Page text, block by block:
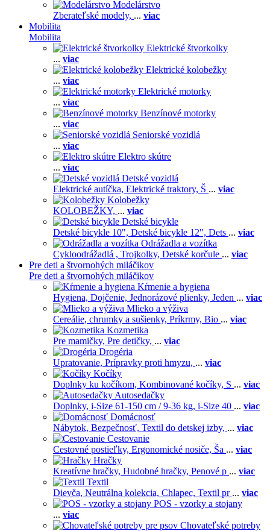
Modelárstvo
Zberateľské modely, ... viac
Mobilita
Mobilita
Elektrické štvorkolky
... viac
Elektrické kolobežky
... viac
Elektrické motorky
... viac
Benzínové motorky
... viac
Seniorské vozidlá
... viac
Elektro skútre
... viac
Detské vozidlá
Elektrické autíčka, Elektrické traktory, Š ... viac
Kolobežky
KOLOBEŽKY, ... viac
Detské bicykle
Detské bicykle 10", Detské bicykle 12", Dets ... viac
Odrážadla a vozítka
Cykloodrážadlá , Trojkolky, Detské korčule ... viac
Pre deti a štvornohých miláčikov
Pre deti a štvornohých miláčikov
Kŕmenie a hygiena
Hygiena, Dojčenie, Jednorázové plienky, Jeden ... viac
Mlieko a výživa
Cereálie, chrumky a sušienky, Príkrmy, Bio ... viac
Kozmetika
Pre mamičky, Pre detičky, ... viac
Drogéria
Upratovanie, Prípravky proti hmyzu, ... viac
Kočíky
Doplnky ku kočíkom, Kombinované kočíky, S ... viac
Autosedačky
Doplnky, i-Size 61-150 cm / 9-36 kg, i-Size 40 ... viac
Domácnosť
Nábytok, Bezpečnosť, Textil do detskej izby, ... viac
Cestovanie
Cestovné postieľky, Ergonomické nosiče, Ša ... viac
Hračky
Kreatívne hračky, Hudobné hračky, Penové p ... viac
Textil
Dievča, Neutrálna kolekcia, Chlapec, Textil pr ... viac
POS - vzorky a stojany
... viac
Chovateľské potreby